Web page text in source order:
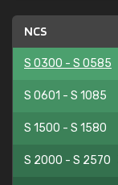
NCS
S 0300 - S 0585
S 0601 - S 1085
S 1500 - S 1580
S 2000 - S 2570